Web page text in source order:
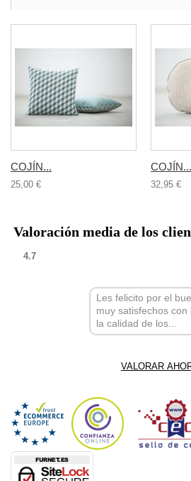
COJÍN...
25,00 €
COJÍN...
32,95 €
Valoración media de los
4.7
Les felicito por el
muy satisfechos
la calidad de los...